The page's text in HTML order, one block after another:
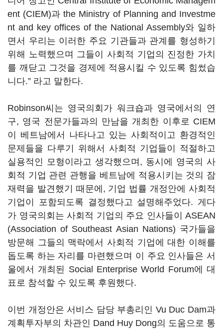
ent (CIEM)과 the Ministry of Planning and Investme
nt and key offices of the National Assembly와 일하
면서 우리는 이러한 주요 기관들과 관계를 형성하기
위해 노력했으며 그들이 사회적 기업의 진정한 가치
를 깨닫고 그것을 경제에 적용시킬 수 있도록 힘썼습
니다.” 라고 말한다.
Robinson씨는 영국의회가 워크숍과 영국에서의 연
구, 영국 전문가들과의 만남을 개최한 이후로 CIEM
이 베트남에서 나타나고 있는 사회적이고 환경적인
문제들을 다루기 위해서 사회적 기업들이 적절하고
실용적인 모형이라고 생각했으며, 동시에 영국의 사
회적 기업 관련 관행을 베트남에 적용시키는 것의 잠
재력을 발견했기 때문에, 기업 법률 개정안에 사회적
기업이 포함되도록 결정했다고 설명해주었다. 게다
가 영국의회는 사회적 기업의 주요 인사들이 ASEAN
(Association of Southeast Asian Nations) 국가들을
방문해 그들의 맥락에서 사회적 기업에 대한 이해를
돕도록 하는 자리를 마련했으며 이 주요 인사들은 서
울에서 개최된 Social Enterprise World Forum에 대
표로 참석할 수 있도록 후원했다.
이번 개정안은 서비스 담당 부총리인 Vu Duc Dam과
계획투자부의 차관인 Dand Huy Dong의 도움으로 통